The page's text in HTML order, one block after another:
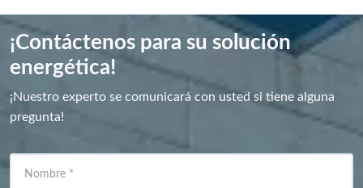
¡Contáctenos para su solución
energética!
¡Nuestro experto se comunicará con usted si tiene alguna
pregunta!
Nombre *